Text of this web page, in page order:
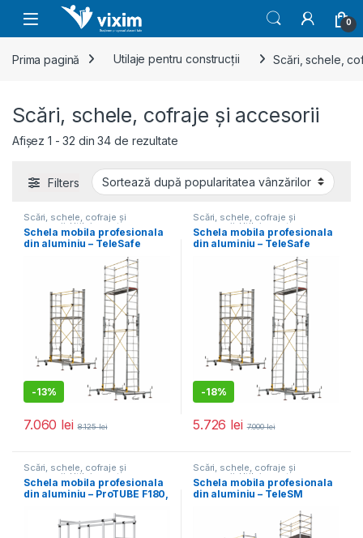
Skip to navigation
Skip to content
0
Prima pagină Utilaje pentru construcții Scări, schele,
Scări, schele, cofraje și accesorii
Afișez 1 - 32 din 34 de rezultateSortat după popularitate
Filters
Scări, schele, cofraje și
accesorii Utilaje pentru
construcții
Schela mobila profesionala
din aluminiu – TeleSafe
-13%
7.060 lei 8.125lei
Scări, schele, cofraje și
accesorii Utilaje pentru
construcții
Schela mobila profesionala
din aluminiu – TeleSafe
-18%
5.726 lei 7.000lei
Scări, schele, cofraje și
accesorii Utilaje pentru
construcții
Schela mobila profesionala
din aluminiu – ProTUBE F180,
Scări, schele, cofraje și
accesorii Utilaje pentru
construcții
Schela mobila profesionala
din aluminiu – TeleSM